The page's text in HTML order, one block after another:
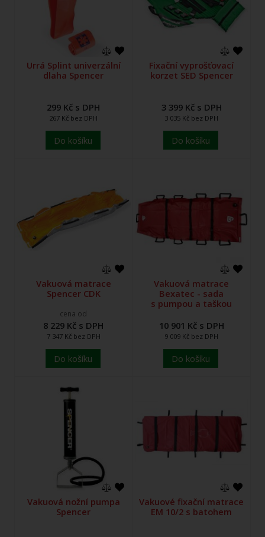
Urrá Splint univerzální
dlaha Spencer
299 Kč s DPH
267 Kč bez DPH
Do košíku
Fixační vyprošťovací
korzet SED Spencer
3 399 Kč s DPH
3 035 Kč bez DPH
Do košíku
Vakuová matrace
Spencer CDK
cena od
8 229 Kč s DPH
7 347 Kč bez DPH
Do košíku
Vakuová matrace
Bexatec - sada
s pumpou a taškou
10 901 Kč s DPH
9 009 Kč bez DPH
Do košíku
Vakuová nožní pumpa
Spencer
Vakuové fixační matrace
EM 10/2 s batohem